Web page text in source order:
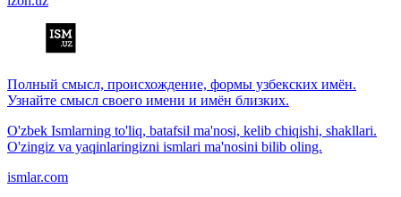
Полный смысл, происхождение, формы узбекских имён.
Узнайте смысл своего имени и имён близких.
O'zbek Ismlarning to'liq, batafsil ma'nosi, kelib chiqishi, shakllari.
O'zingiz va yaqinlaringizni ismlari ma'nosini bilib oling.
ismlar.com